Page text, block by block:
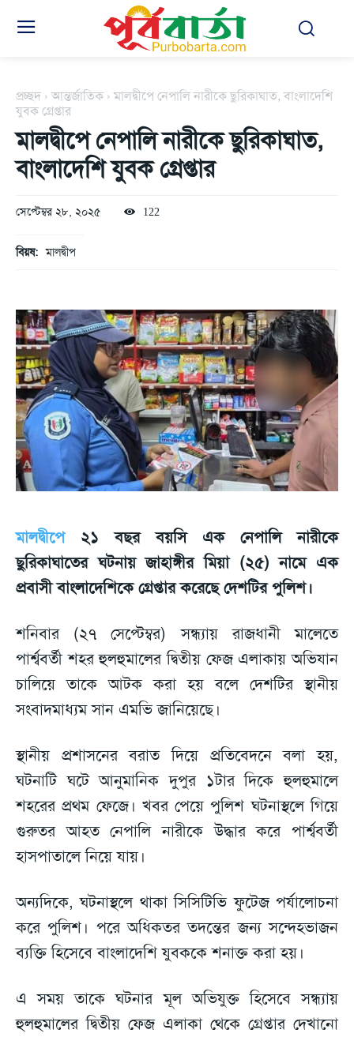
প্রচ্ছদ আন্তর্জাতিক
মালদ্বীপে নেপালি নারীকে ছুরিকাঘাত, বাংলাদেশি
যুবক গ্রেপ্তার
মালদ্বীপে নেপালি নারীকে ছুরিকাঘাত,
বাংলাদেশি যুবক গ্রেপ্তার
সেপ্টেম্বর ২৮, ২০২৫ 122
বিয়ষ: মালদ্বীপ
মালদ্বীপে২১ বছর বয়সি এক নেপালি নারীকে
ছুরিকাঘাতের ঘটনায় জাহাঙ্গীর মিয়া (২৫) নামে এক
প্রবাসী বাংলাদেশিকে গ্রেপ্তার করেছে দেশটির পুলিশ।
শনিবার (২৭ সেপ্টেম্বর) সন্ধ্যায় রাজধানী মালেতে
পার্শ্ববর্তী শহর হুলহুমালের দ্বিতীয় ফেজ এলাকায় অভিযান
চালিয়ে তাকে আটক করা হয় বলে দেশটির স্থানীয়
সংবাদমাধ্যম সান এমভি জানিয়েছে।
স্থানীয় প্রশাসনের বরাত দিয়ে প্রতিবেদনে বলা হয়,
ঘটনাটি ঘটে আনুমানিক দুপুর ১টার দিকে হুলহুমালে
শহরের প্রথম ফেজে। খবর পেয়ে পুলিশ ঘটনাস্থলে গিয়ে
গুরুতর আহত নেপালি নারীকে উদ্ধার করে পার্শ্ববর্তী
হাসপাতালে নিয়ে যায়।
অন্যদিকে, ঘটনাস্থলে থাকা সিসিটিভি ফুটেজ পর্যালোচনা
করে পুলিশ। পরে অধিকতর তদন্তের জন্য সন্দেহভাজন
ব্যক্তি হিসেবে বাংলাদেশি যুবককে শনাক্ত করা হয়।
এ সময় তাকে ঘটনার মূল অভিযুক্ত হিসেবে সন্ধ্যায়
হুলহুমালের দ্বিতীয় ফেজ এলাকা থেকে গ্রেপ্তার দেখানো